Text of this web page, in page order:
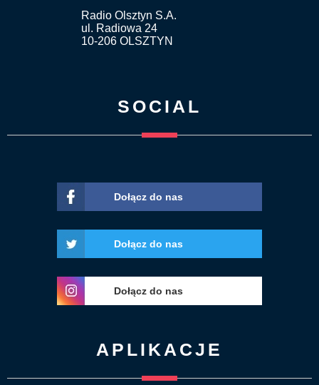
Radio Olsztyn S.A.
ul. Radiowa 24
10-206 OLSZTYN
SOCIAL
Dołącz do nas
Dołącz do nas
Dołącz do nas
APLIKACJE